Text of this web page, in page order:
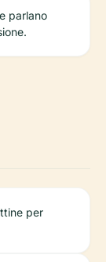
parlano
per